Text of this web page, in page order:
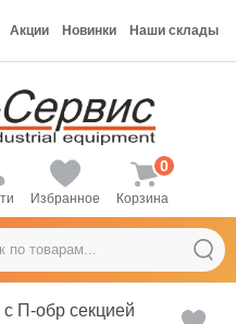
Акции Новинки Наши склады
Избранное Корзина
0